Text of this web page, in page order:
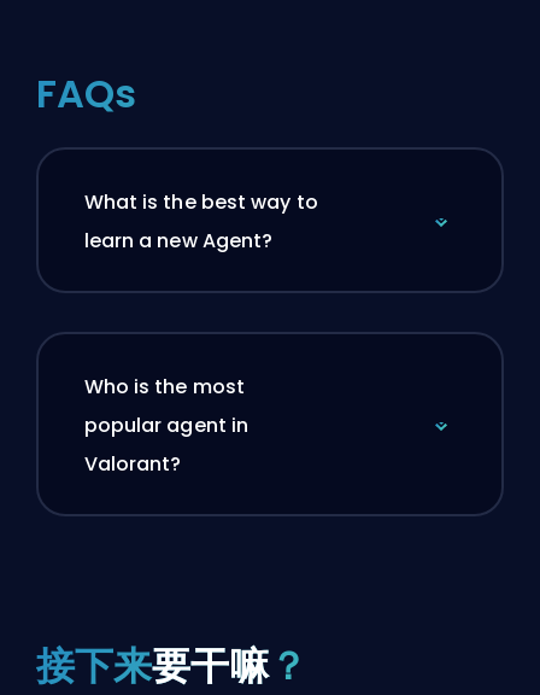
FAQs
What is the best way to
learn a new Agent?
Who is the most
popular agent in
Valorant?
接下来要干嘛？